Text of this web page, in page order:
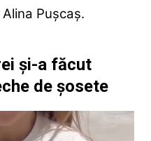
Pușcaș.
și-a făcut
de șosete